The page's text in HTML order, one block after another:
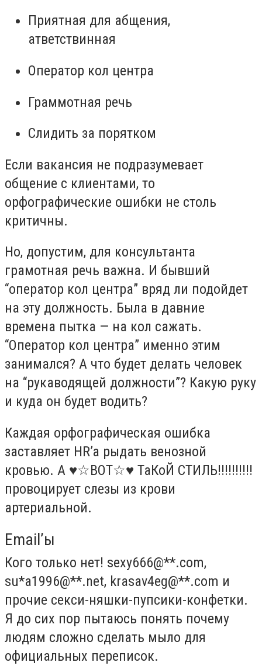
Приятная для абщения,
атветствинная
Оператор кол центра
Граммотная речь
Слидить за порятком
Если вакансия не подразумевает
общение с клиентами, то
орфографические ошибки не столь
критичны.
Но, допустим, для консультанта
грамотная речь важна. И бывший
“оператор кол центра” вряд ли подойдет
на эту должность. Была в давние
времена пытка — на кол сажать.
“Оператор кол центра” именно этим
занимался? А что будет делать человек
на “рукаводящей должности”? Какую руку
и куда он будет водить?
Каждая орфографическая ошибка
заставляет HR’a рыдать венозной
кровью. А ♥☆ВОТ☆♥ ТаКоЙ СТИЛЬ!!!!!!!!!!
провоцирует слезы из крови
артериальной.
Email’ы
Кого только нет! sexy666@**.com,
su*a1996@**.net, krasav4eg@**.com и
прочие секси-няшки-пупсики-конфетки.
Я до сих пор пытаюсь понять почему
людям сложно сделать мыло для
официальных переписок.